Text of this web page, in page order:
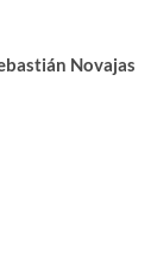
Novajas